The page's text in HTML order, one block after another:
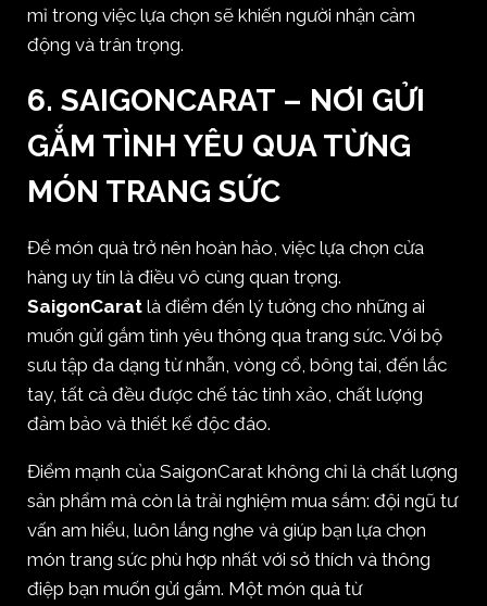
mỉ trong việc lựa chọn sẽ khiến người nhận cảm
động và trân trọng.
6. SAIGONCARAT – NƠI GỬI
GẮM TÌNH YÊU QUA TỪNG
MÓN TRANG SỨC
Để món quà trở nên hoàn hảo, việc lựa chọn cửa
hàng uy tín là điều vô cùng quan trọng.
SaigonCarat là điểm đến lý tưởng cho những ai
muốn gửi gắm tình yêu thông qua trang sức. Với bộ
sưu tập đa dạng từ nhẫn, vòng cổ, bông tai, đến lắc
tay, tất cả đều được chế tác tinh xảo, chất lượng
đảm bảo và thiết kế độc đáo.
Điểm mạnh của SaigonCarat không chỉ là chất lượng
sản phẩm mà còn là trải nghiệm mua sắm: đội ngũ tư
vấn am hiểu, luôn lắng nghe và giúp bạn lựa chọn
món trang sức phù hợp nhất với sở thích và thông
điệp bạn muốn gửi gắm. Một món quà từ